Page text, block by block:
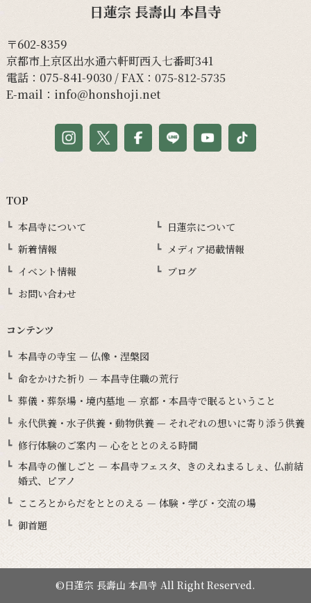
日蓮宗 長壽山 本昌寺
〒602-8359
京都市上京区出水通六軒町西入七番町341
電話： 075-841-9030/ FAX：075-812-5735
E-mail： info@honshoji.net
TOP
本昌寺について
日蓮宗について
新着情報
メディア掲載情報
イベント情報
ブログ
お問い合わせ
コンテンツ
本昌寺の寺宝 — 仏像・涅槃図
命をかけた祈り — 本昌寺住職の荒行
葬儀・葬祭場・境内墓地 — 京都・本昌寺で眠るということ
永代供養・水子供養・動物供養 — それぞれの想いに寄り添う供養
修行体験のご案内 — 心をととのえる時間
本昌寺の催しごと — 本昌寺フェスタ、きのえねまるしぇ、仏前結
婚式、ピアノ
こころとからだをととのえる — 体験・学び・交流の場
御首題
©日蓮宗 長壽山 本昌寺 All Right Reserved.